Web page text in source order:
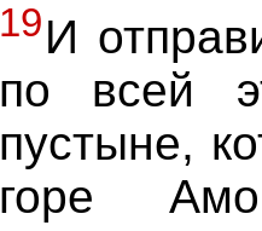
19И
по всей
пустыне,
горе